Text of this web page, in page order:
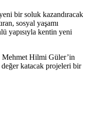
bir soluk kazandıracak
sosyal yaşamı
yapısıyla kentin yeni
Hilmi Güler’in
katacak projeleri bir